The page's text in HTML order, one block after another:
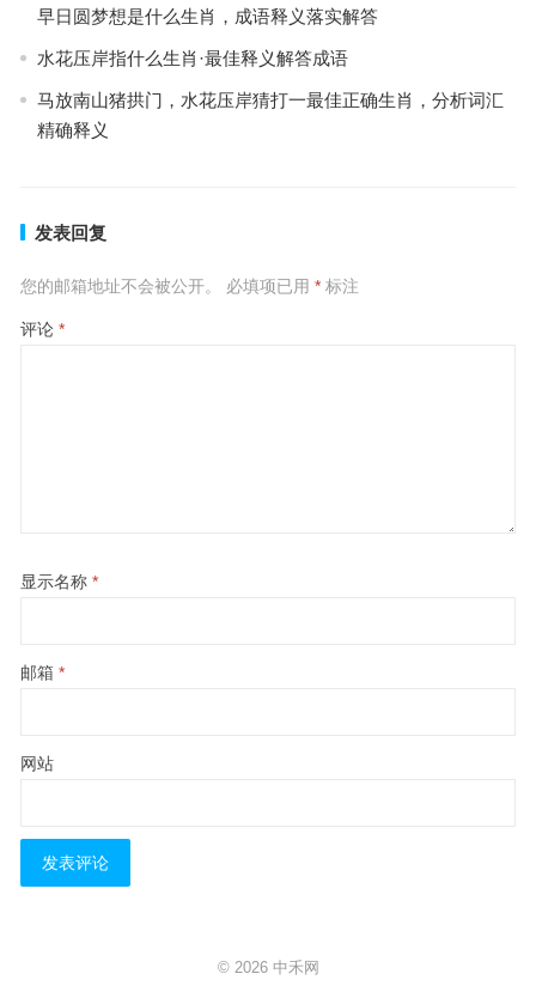
早日圆梦想是什么生肖，成语释义落实解答
水花压岸指什么生肖·最佳释义解答成语
马放南山猪拱门，水花压岸猜打一最佳正确生肖，分析词汇
精确释义
发表回复
您的邮箱地址不会被公开。 必填项已用 *标注
评论 *
显示名称 *
邮箱 *
网站
© 2026 中禾网